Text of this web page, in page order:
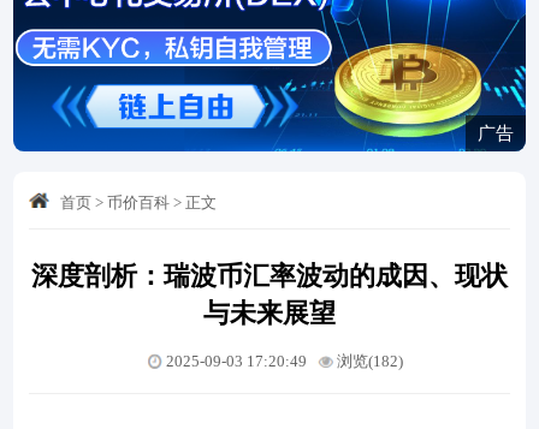
广告
首页> 币价百科> 正文
深度剖析：瑞波币汇率波动的成因、现状
与未来展望
2025-09-03 17:20:49 浏览(182)